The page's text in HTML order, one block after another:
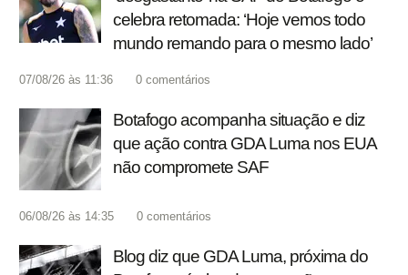
celebra retomada: ‘Hoje vemos todo
mundo remando para o mesmo lado’
07/08/26 às 11:36 0 comentários
Botafogo acompanha situação e diz
que ação contra GDA Luma nos EUA
não compromete SAF
06/08/26 às 14:35 0 comentários
Blog diz que GDA Luma, próxima do